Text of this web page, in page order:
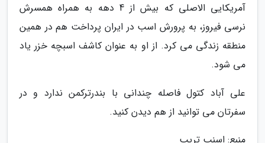
آمریکایی الاصلی که بیش از 4 دهه به همراه همسرش
نرسی فیروز، به پرورش اسب در ایران پرداخت هم در همین
منطقه زندگی می کرد. از او به عنوان کاشف اسبچه خزر یاد
می شود.
علی آباد کتول فاصله چندانی با بندرترکمن ندارد و در
سفرتان می توانید از هم دیدن کنید.
منبع: اسنپ تریپ